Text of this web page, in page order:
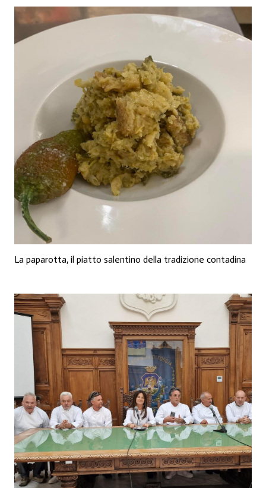
La paparotta, il piatto salentino della tradizione contadina